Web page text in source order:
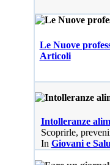
Le Nuove
Articoli
Intolleranze
Scoprirle,
In Giovani e